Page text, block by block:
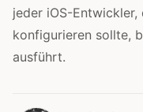
jeder iOS-
konfigurieren sollte,
ausführt.